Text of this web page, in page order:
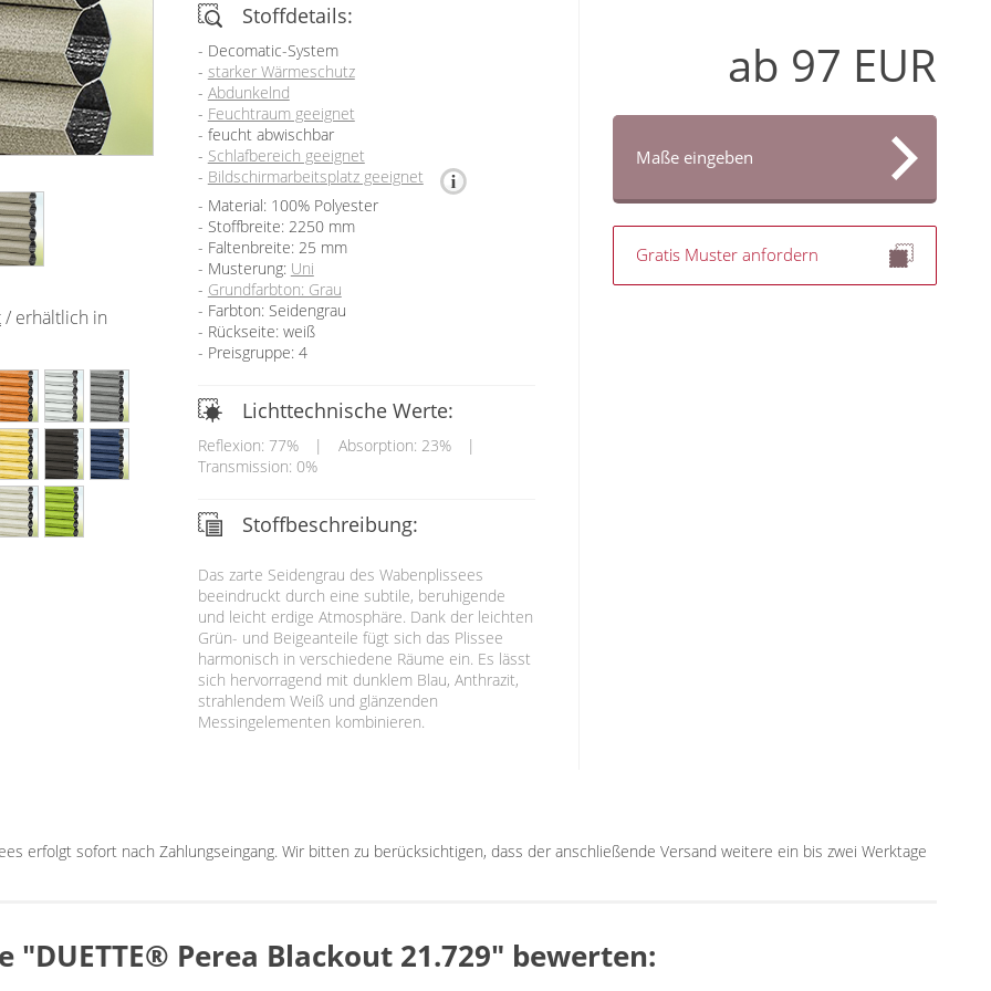
/ erhältlich in
Stoffdetails:
Decomatic-System
starker Wärmeschutz
Abdunkelnd
Feuchtraum geeignet
feucht abwischbar
Schlafbereich geeignet
Bildschirmarbeitsplatz geeignet
Material: 100% Polyester
Stoffbreite: 2250 mm
Faltenbreite: 25 mm
Musterung: Uni
Grundfarbton: Grau
Farbton: Seidengrau
Rückseite: weiß
Preisgruppe: 4
Lichttechnische Werte:
Reflexion: 77% | Absorption: 23%
|
Transmission: 0%
Stoffbeschreibung:
Das zarte Seidengrau des Wabenplissees
beeindruckt durch eine subtile, beruhigende
und leicht erdige Atmosphäre. Dank der leichten
Grün- und Beigeanteile fügt sich das Plissee
harmonisch in verschiedene Räume ein. Es lässt
sich hervorragend mit dunklem Blau, Anthrazit,
strahlendem Weiß und glänzenden
Messingelementen kombinieren.
ab 97 EUR
Maße eingeben
Gratis Muster anfordern
erfolgt sofort nach Zahlungseingang. Wir bitten zu berücksichtigen, dass der anschließende Versand weitere ein bis zwei Werktage
"DUETTE® Perea Blackout 21.729" bewerten: